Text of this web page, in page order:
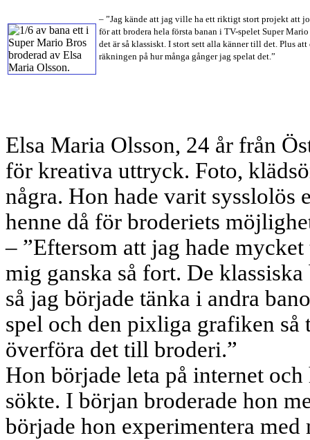
– ”Jag kände att jag ville ha ett riktigt stort projekt att
för att brodera hela första banan i TV-spelet Super
det är så klassiskt. I stort sett alla känner till det. Plus
räkningen på hur många gånger jag spelat det.”
Elsa Maria Olsson, 24 år från
för kreativa uttryck. Foto,
några. Hon hade varit sysslolös
henne då för broderiets
– ”Eftersom att jag hade
mig ganska så fort. De
så jag började tänka i andra
spel och den pixliga grafiken
överföra det till broderi.”
Hon började leta på internet
sökte. I början broderade hon
började hon experimentera